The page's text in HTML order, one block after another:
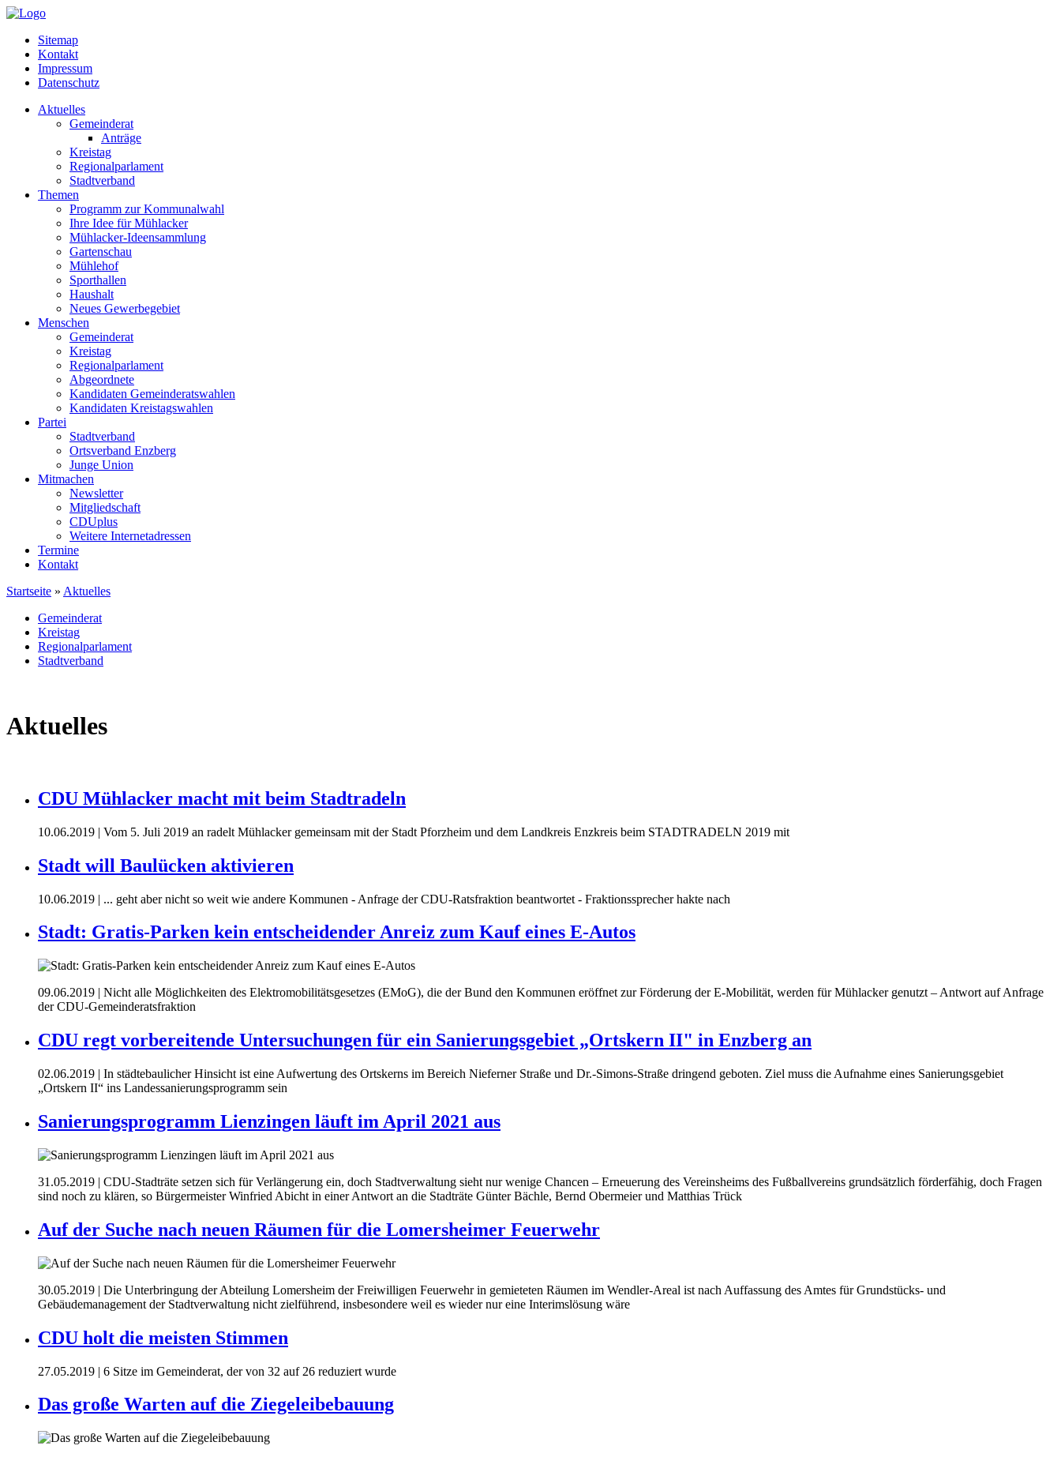
Sitemap
Kontakt
Impressum
Datenschutz
Aktuelles
Gemeinderat
Anträge
Kreistag
Regionalparlament
Stadtverband
Themen
Programm zur Kommunalwahl
Ihre Idee für Mühlacker
Mühlacker-Ideensammlung
Gartenschau
Mühlehof
Sporthallen
Haushalt
Neues Gewerbegebiet
Menschen
Gemeinderat
Kreistag
Regionalparlament
Abgeordnete
Kandidaten Gemeinderatswahlen
Kandidaten Kreistagswahlen
Partei
Stadtverband
Ortsverband Enzberg
Junge Union
Mitmachen
Newsletter
Mitgliedschaft
CDUplus
Weitere Internetadressen
Termine
Kontakt
Startseite » Aktuelles
Gemeinderat
Kreistag
Regionalparlament
Stadtverband
Aktuelles
CDU Mühlacker macht mit beim Stadtradeln
10.06.2019 | Vom 5. Juli 2019 an radelt Mühlacker gemeinsam mit der Stadt Pforzheim und dem Landkreis Enzkreis beim STADTRADELN 2019 mit
Stadt will Baulücken aktivieren
10.06.2019 | ... geht aber nicht so weit wie andere Kommunen - Anfrage der CDU-Ratsfraktion beantwortet - Fraktionssprecher hakte nach
Stadt: Gratis-Parken kein entscheidender Anreiz zum Kauf eines E-Autos
09.06.2019 | Nicht alle Möglichkeiten des Elektromobilitätsgesetzes (EMoG), die der Bund den Kommunen eröffnet zur Förderung der E-Mobilität, werden für Mühlacker genutzt – Antwort auf Anfrage
der CDU-Gemeinderatsfraktion
CDU regt vorbereitende Untersuchungen für ein Sanierungsgebiet „Ortskern II" in Enzberg an
02.06.2019 | In städtebaulicher Hinsicht ist eine Aufwertung des Ortskerns im Bereich Nieferner Straße und Dr.-Simons-Straße dringend geboten. Ziel muss die Aufnahme eines Sanierungsgebiet
„Ortskern II“ ins Landessanierungsprogramm sein
Sanierungsprogramm Lienzingen läuft im April 2021 aus
31.05.2019 | CDU-Stadträte setzen sich für Verlängerung ein, doch Stadtverwaltung sieht nur wenige Chancen – Erneuerung des Vereinsheims des Fußballvereins grundsätzlich förderfähig, doch Fragen
sind noch zu klären, so Bürgermeister Winfried Abicht in einer Antwort an die Stadträte Günter Bächle, Bernd Obermeier und Matthias Trück
Auf der Suche nach neuen Räumen für die Lomersheimer Feuerwehr
30.05.2019 | Die Unterbringung der Abteilung Lomersheim der Freiwilligen Feuerwehr in gemieteten Räumen im Wendler-Areal ist nach Auffassung des Amtes für Grundstücks- und
Gebäudemanagement der Stadtverwaltung nicht zielführend, insbesondere weil es wieder nur eine Interimslösung wäre
CDU holt die meisten Stimmen
27.05.2019 | 6 Sitze im Gemeinderat, der von 32 auf 26 reduziert wurde
Das große Warten auf die Ziegeleibebauung